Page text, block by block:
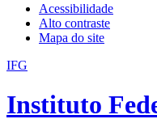
Acessibilidade
Alto contraste
Mapa do site
IFG
Instituto